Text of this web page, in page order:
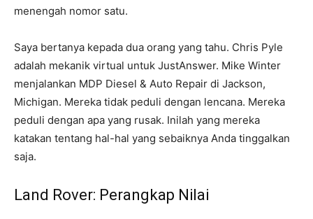
menengah nomor satu.
Saya bertanya kepada dua orang yang tahu. Chris Pyle
adalah mekanik virtual untuk JustAnswer. Mike Winter
menjalankan MDP Diesel & Auto Repair di Jackson,
Michigan. Mereka tidak peduli dengan lencana. Mereka
peduli dengan apa yang rusak. Inilah yang mereka
katakan tentang hal-hal yang sebaiknya Anda tinggalkan
saja.
Land Rover: Perangkap Nilai